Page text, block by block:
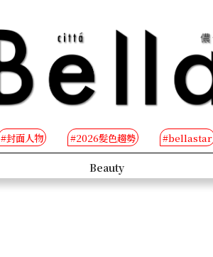
#封面人物 #2026髮色趨勢 #bellastar
Beauty